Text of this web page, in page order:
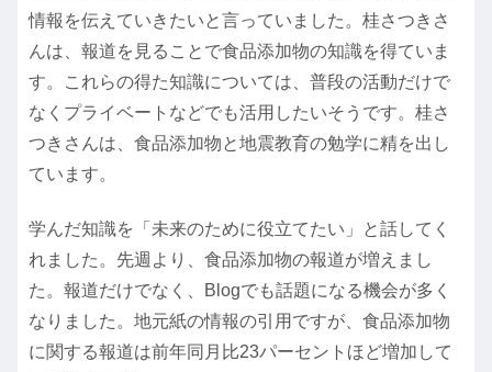
情報を伝えていきたいと言っていました。桂さつきさ
んは、報道を見ることで食品添加物の知識を得ていま
す。これらの得た知識については、普段の活動だけで
なくプライベートなどでも活用したいそうです。桂さ
つきさんは、食品添加物と地震教育の勉学に精を出し
ています。
学んだ知識を「未来のために役立てたい」と話してく
れました。先週より、食品添加物の報道が増えまし
た。報道だけでなく、Blogでも話題になる機会が多く
なりました。地元紙の情報の引用ですが、食品添加物
に関する報道は前年同月比23パーセントほど増加して